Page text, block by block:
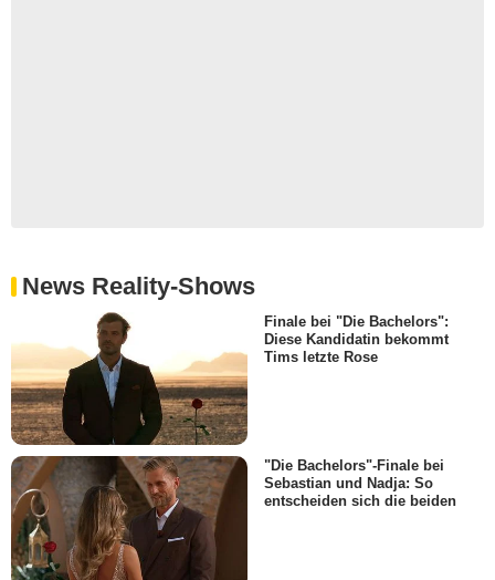
News Reality-Shows
Finale bei "Die Bachelors":
Diese Kandidatin bekommt
Tims letzte Rose
"Die Bachelors"-Finale bei
Sebastian und Nadja: So
entscheiden sich die beiden